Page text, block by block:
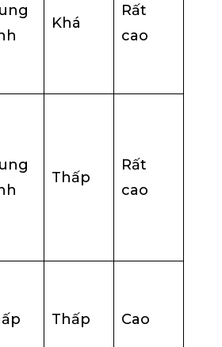
Khá
Rất
cao
Thấp
Rất
cao
Thấp Cao